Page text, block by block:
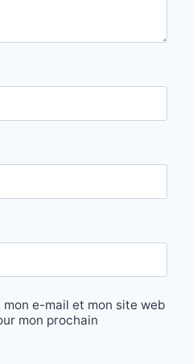
mon e-mail et mon site web
mon prochain